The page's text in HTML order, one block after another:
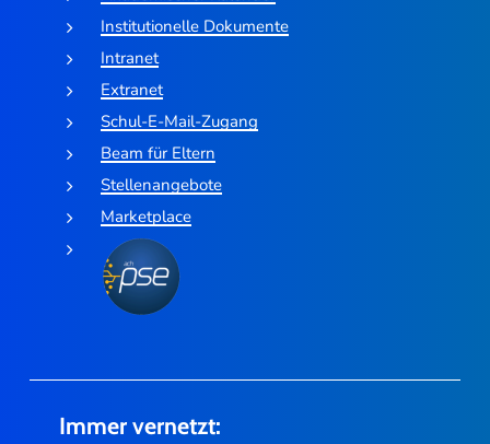
Institutionelle Dokumente
Intranet
Extranet
Schul-E-Mail-Zugang
Beam für Eltern
Stellenangebote
Marketplace
Immer vernetzt: